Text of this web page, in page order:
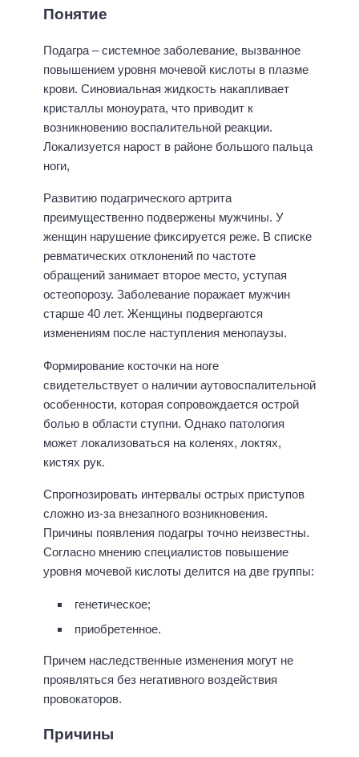
Понятие
Подагра – системное заболевание, вызванное
повышением уровня мочевой кислоты в плазме
крови. Синовиальная жидкость накапливает
кристаллы моноурата, что приводит к
возникновению воспалительной реакции.
Локализуется нарост в районе большого пальца
ноги,
Развитию подагрического артрита
преимущественно подвержены мужчины. У
женщин нарушение фиксируется реже. В списке
ревматических отклонений по частоте
обращений занимает второе место, уступая
остеопорозу. Заболевание поражает мужчин
старше 40 лет. Женщины подвергаются
изменениям после наступления менопаузы.
Формирование косточки на ноге
свидетельствует о наличии аутовоспалительной
особенности, которая сопровождается острой
болью в области ступни. Однако патология
может локализоваться на коленях, локтях,
кистях рук.
Спрогнозировать интервалы острых приступов
сложно из-за внезапного возникновения.
Причины появления подагры точно неизвестны.
Согласно мнению специалистов повышение
уровня мочевой кислоты делится на две группы:
генетическое;
приобретенное.
Причем наследственные изменения могут не
проявляться без негативного воздействия
провокаторов.
Причины